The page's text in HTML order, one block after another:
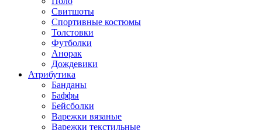
Свитшоты
Спортивные костюмы
Толстовки
Футболки
Анорак
Дождевики
Атрибутика
Банданы
Баффы
Бейсболки
Варежки вязаные
Варежки текстильные